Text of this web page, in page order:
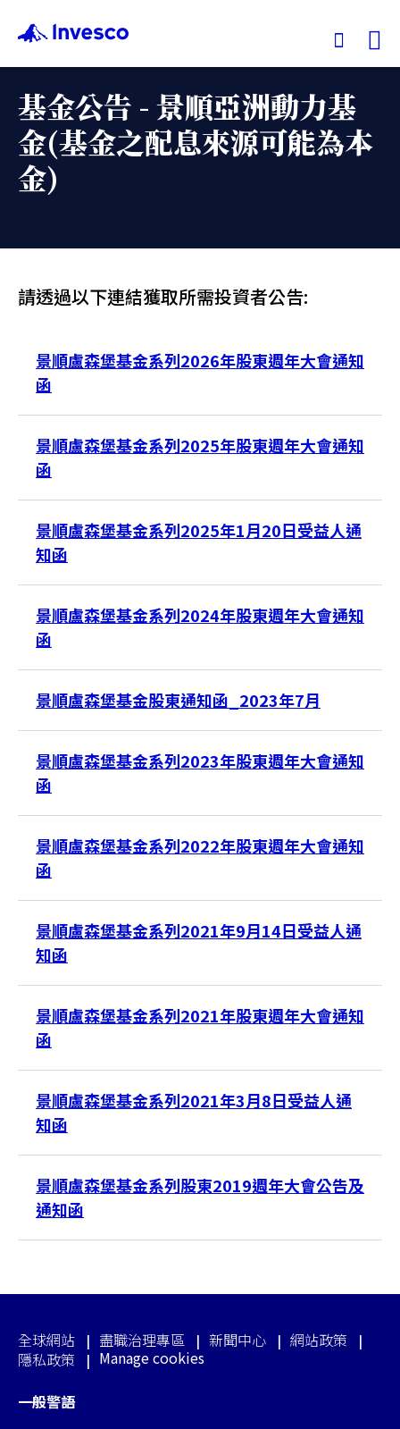
我們的基金
投資觀點
服務中心
關於景順
台灣
聯絡我們
基金公告 - 景順亞洲動力基
金(基金之配息來源可能為本
金)
請透過以下連結獲取所需投資者公告:
景順盧森堡基金系列2026年股東週年大會通知
函
景順盧森堡基金系列2025年股東週年大會通知
函
景順盧森堡基金系列2025年1月20日受益人通
知函
景順盧森堡基金系列2024年股東週年大會通知
函
景順盧森堡基金股東通知函_2023年7月
景順盧森堡基金系列2023年股東週年大會通知
函
景順盧森堡基金系列2022年股東週年大會通知
函
景順盧森堡基金系列2021年9月14日受益人通
知函
景順盧森堡基金系列2021年股東週年大會通知
函
景順盧森堡基金系列2021年3月8日受益人通
知函
景順盧森堡基金系列股東2019週年大會公告及
通知函
全球網站 盡職治理專區 新聞中心
網站政策
隱私政策
Manage cookies
一般警語